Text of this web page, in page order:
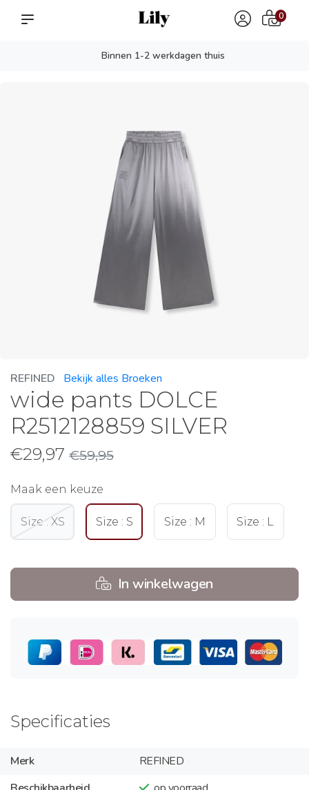
Binnen 1-2 werkdagen thuis
0
REFINED Bekijk alles Broeken
wide pants DOLCE
R2512128859 SILVER
€29,97 €59,95
Maak een keuze
Size : XS Size : S Size : M Size : L
In winkelwagen
Specificaties
Merk
REFINED